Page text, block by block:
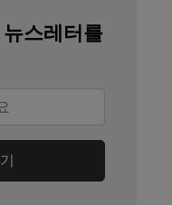
스레터를